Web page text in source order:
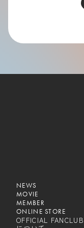
NEWS
MOVIE
MEMBER
ONLINE STORE
OFFICIAL FANCLUB